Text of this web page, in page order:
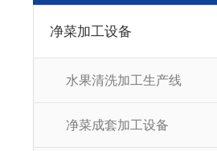
净菜加工设备
水果清洗加工生产线
净菜成套加工设备